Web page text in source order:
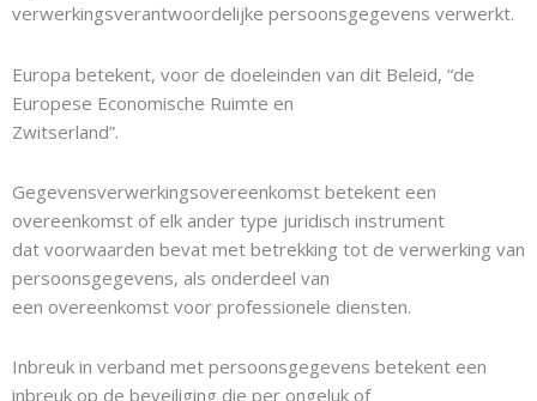
verwerkingsverantwoordelijke persoonsgegevens verwerkt.
Europa betekent, voor de doeleinden van dit Beleid, “de
Europese Economische Ruimte en
Zwitserland”.
Gegevensverwerkingsovereenkomst betekent een
overeenkomst of elk ander type juridisch instrument
dat voorwaarden bevat met betrekking tot de verwerking van
persoonsgegevens, als onderdeel van
een overeenkomst voor professionele diensten.
Inbreuk in verband met persoonsgegevens betekent een
inbreuk op de beveiliging die per ongeluk of